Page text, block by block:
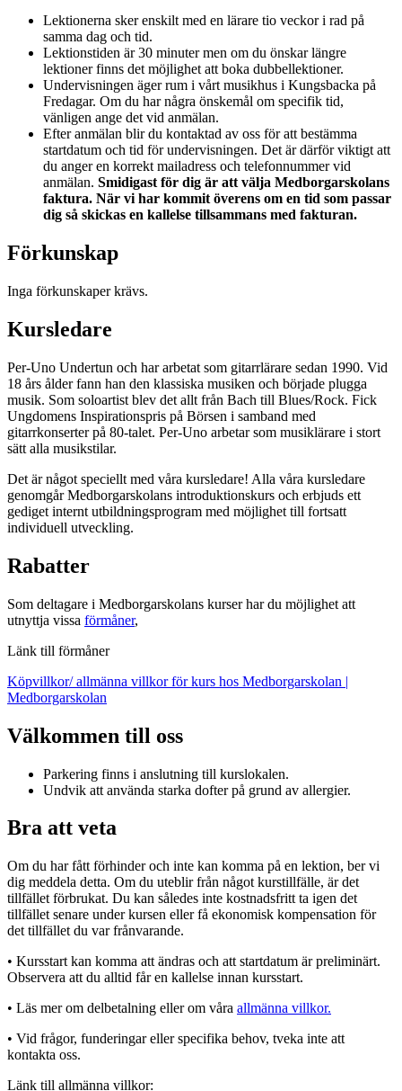
Lektionerna sker enskilt med en lärare tio veckor i rad på
samma dag och tid.
Lektionstiden är 30 minuter men om du önskar längre
lektioner finns det möjlighet att boka dubbellektioner.
Undervisningen äger rum i vårt musikhus i Kungsbacka på
Fredagar. Om du har några önskemål om specifik tid,
vänligen ange det vid anmälan.
Efter anmälan blir du kontaktad av oss för att bestämma
startdatum och tid för undervisningen. Det är därför viktigt att
du anger en korrekt mailadress och telefonnummer vid
anmälan. Smidigast för dig är att välja Medborgarskolans
faktura. När vi har kommit överens om en tid som passar
dig så skickas en kallelse tillsammans med fakturan.
Förkunskap
Inga förkunskaper krävs.
Kursledare
Per-Uno Undertun och har arbetat som gitarrlärare sedan 1990. Vid
18 års ålder fann han den klassiska musiken och började plugga
musik. Som soloartist blev det allt från Bach till Blues/Rock. Fick
Ungdomens Inspirationspris på Börsen i samband med
gitarrkonserter på 80-talet. Per-Uno arbetar som musiklärare i stort
sätt alla musikstilar.
Det är något speciellt med våra kursledare! Alla våra kursledare
genomgår Medborgarskolans introduktionskurs och erbjuds ett
gediget internt utbildningsprogram med möjlighet till fortsatt
individuell utveckling.
Rabatter
Som deltagare i Medborgarskolans kurser har du möjlighet att
utnyttja vissa förmåner,
Länk till förmåner
Köpvillkor/ allmänna villkor för kurs hos Medborgarskolan |
Medborgarskolan
Välkommen till oss
Parkering finns i anslutning till kurslokalen.
Undvik att använda starka dofter på grund av allergier.
Bra att veta
Om du har fått förhinder och inte kan komma på en lektion, ber vi
dig meddela detta. Om du uteblir från något kurstillfälle, är det
tillfället förbrukat. Du kan således inte kostnadsfritt ta igen det
tillfället senare under kursen eller få ekonomisk kompensation för
det tillfället du var frånvarande.
• Kursstart kan komma att ändras och att startdatum är preliminärt.
Observera att du alltid får en kallelse innan kursstart.
• Läs mer om delbetalning eller om våra allmänna villkor.
• Vid frågor, funderingar eller specifika behov, tveka inte att
kontakta oss.
Länk till allmänna villkor: